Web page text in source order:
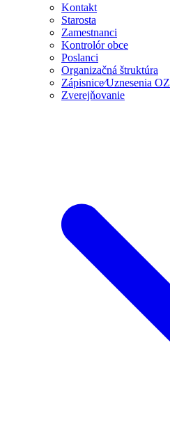
Kontakt
Starosta
Zamestnanci
Kontrolór obce
Poslanci
Organizačná štruktúra
Zápisnice⁄Uznesenia OZ
Zverejňovanie